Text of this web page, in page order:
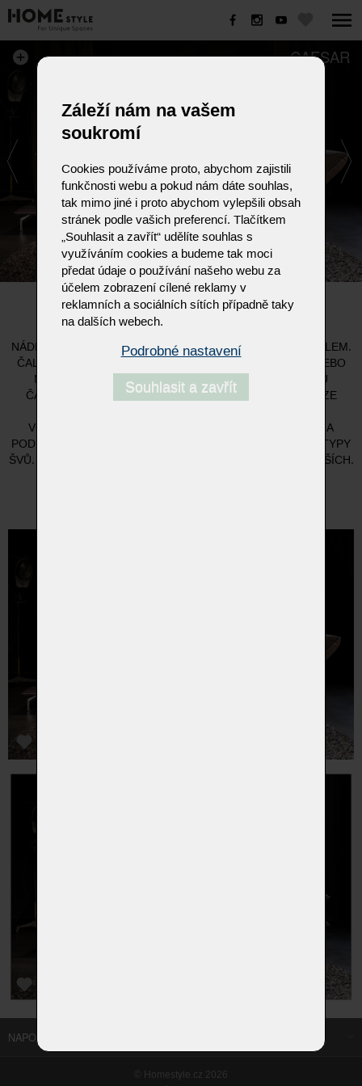
CAESAR
CAESAR
NÁDECH NOBLESY. ELEGANTNÍ SEDACÍ OUPRAVA SE STYLEM.
ČALOUNĚNÉ PRVKY, POJÍŽDĚJÍCÍ DO STRAN (RUČNĚ NEBO
MOTOROVĚ POHÁNĚNÉ), PODEPŘENÉ ODLEHČENOU
ČALOUNĚNOU PODESTOU. OPĚRADLA A PODRUČKY LZE
VOLITELNĚ S INTEGROVANOU ODKÁDACÍ PLOCHOU NA
PODESTĚ. LZE ZVOLIT RŮZNÉ POTAHY (LÁTKY/KŮŽE) A TYPY
ŠVŮ. KOVOVÉ PODNOŽÍ JE V RŮZNÝCH VÝŠKÁCH A POVRŠÍCH.
NAPOSLEDY NAVŠTÍVENÉ ODKAZY
Homestyle.cz 2026
Záleží nám na vašem
soukromí
Cookies používáme proto, abychom zajistili
funkčnosti webu a pokud nám dáte souhlas,
tak mimo jiné i proto abychom vylepšili obsah
stránek podle vašich preferencí. Tlačítkem
„Souhlasit a zavřít“ udělíte souhlas s
využíváním cookies a budeme tak moci
předat údaje o používání našeho webu za
účelem zobrazení cílené reklamy v
reklamních a sociálních sítích případně taky
na dalších webech.
Podrobné nastavení
Souhlasit a zavřít